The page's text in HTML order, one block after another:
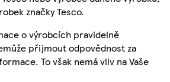
značky Tesco.
o výrobcích pravidelně
přijmout odpovědnost za
To však nemá vliv na Vaše